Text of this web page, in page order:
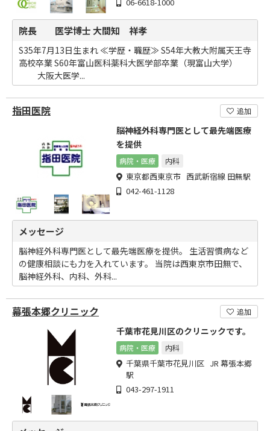
院長 医学博士 大間知 祥孝
S35年7月13日生まれ ≪学歴・職歴≫ S54年大教大附属天王寺
高校卒業 S60年富山医科薬科大医学部卒業（現富山大学）
大阪大医学...
指田医院 追加
脳神経外科専門医として最先端医療
を提供
病院・医療 内科
東京都西東京市 西武新宿線 田無駅
042-461-1128
メッセージ
脳神経外科専門医として最先端医療を提供。 生活習慣病など
の健康相談にも力を入れています。 当院は西東京市田無で、
脳神経外科、内科、外科...
幕張本郷クリニック 追加
千葉市花見川区のクリニックです。
病院・医療 内科
千葉県千葉市花見川区 JR 幕張本郷
駅
043-297-1911